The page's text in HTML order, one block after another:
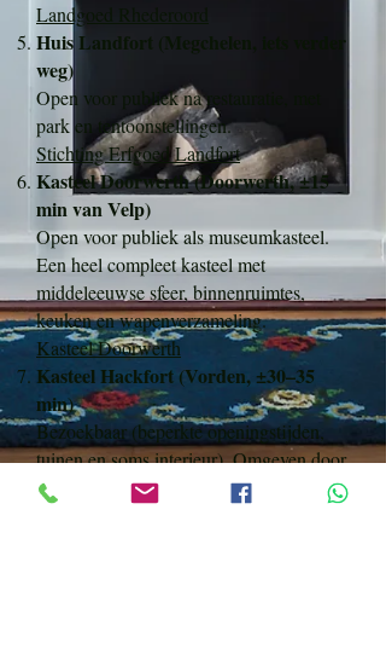
Landgoed Rhederoord
Huis Landfort (Megchelen, iets verder
weg)
Open voor publiek na restauratie, met
park en tentoonstellingen.
Stichting Erfgoed Landfort
Kasteel Doorwerth (Doorwerth, ±15
min van Velp)
Open voor publiek als museumkasteel.
Een heel compleet kasteel met
middeleeuwse sfeer, binnenruimtes,
keuken en wapenverzameling.
Kasteel Doorwerth
Kasteel Hackfort (Vorden, ±30–35
min)
Bezoekbaar (beperkte openingstijden,
tuinen en soms interieur). Omgeven door
een prachtig landgoed.